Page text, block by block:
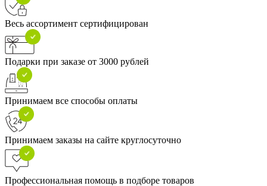
Весь ассортимент сертифицирован
Подарки при заказе от 3000 рублей
Принимаем все способы оплаты
Принимаем заказы на сайте круглосуточно
Профессиональная помощь в подборе товаров